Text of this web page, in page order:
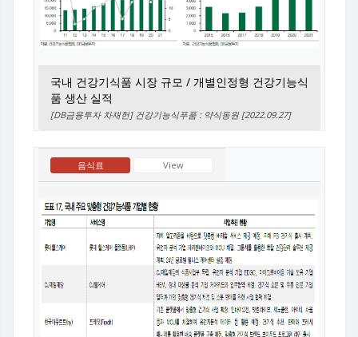
국내 건강기식품 시장 규모 / 개별인정형 건강기능식
품 생산 실적
[DB금융투자 차재헌] 건강기능식푸품 : 약식동원 [2022.09.27]
음식료 View